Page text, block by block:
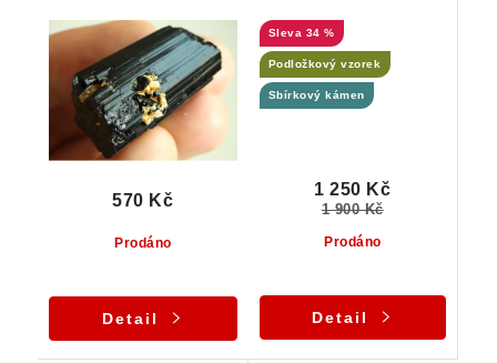
Prodáno
570 Kč
Detail
34 %
Podložkový vzorek
Sbírkový kámen
Prodáno
1 250 Kč
1 900 Kč
Detail